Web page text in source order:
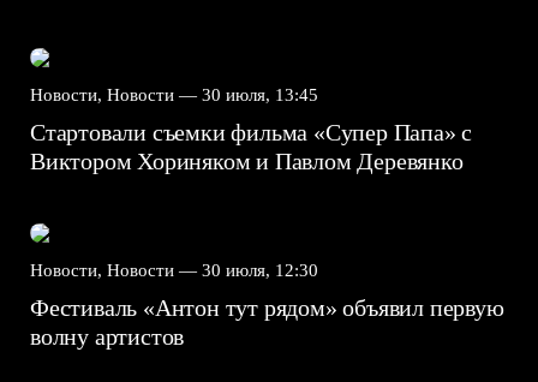
Новости, Новости — 30 июля, 13:45
Стартовали съемки фильма «Супер Папа» с
Виктором Хориняком и Павлом Деревянко
Новости, Новости — 30 июля, 12:30
Фестиваль «Антон тут рядом» объявил первую
волну артистов